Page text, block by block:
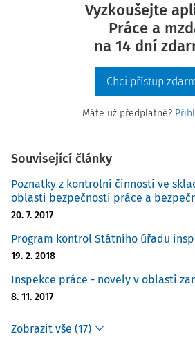
Vyzkoušejte
Práce a
na 14 dní
Chci přístup
Máte už předplatné?
Související články
Poznatky z kontrolní činnosti ve
oblasti bezpečnosti práce a
20. 7. 2017
Program kontrol Státního úřadu
19. 2. 2018
Inspekce práce - novely v oblasti
8. 11. 2017
Zobrazit vše (17)